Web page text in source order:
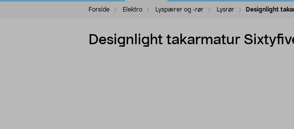
Forside Elektro Lyspærer og -rør Lysrør Designlight
Designlight takarmatur